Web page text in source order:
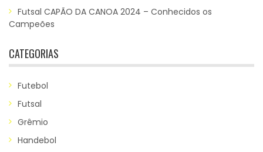
Futsal CAPÃO DA CANOA 2024 – Conhecidos os
Campeões
CATEGORIAS
Futebol
Futsal
Grêmio
Handebol